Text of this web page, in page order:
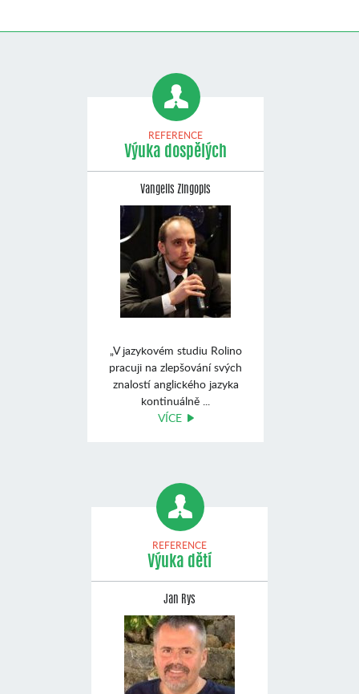
REFERENCE
Výuka dospělých
Vangelis Zingopis
„V jazykovém studiu Rolino
pracuji na zlepšování svých
znalostí anglického jazyka
kontinuálně ...
VÍCE
REFERENCE
Výuka dětí
Jan Rys